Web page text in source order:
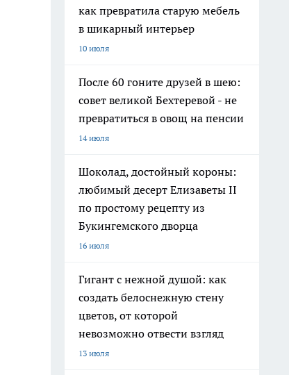
как превратила старую мебель
в шикарный интерьер
10 июля
После 60 гоните друзей в шею:
совет великой Бехтеревой - не
превратиться в овощ на пенсии
14 июля
Шоколад, достойный короны:
любимый десерт Елизаветы II
по простому рецепту из
Букингемского дворца
16 июля
Гигант с нежной душой: как
создать белоснежную стену
цветов, от которой
невозможно отвести взгляд
13 июля